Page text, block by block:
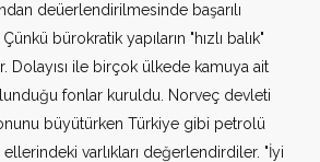
deüerlendirilmesinde başarılı
bürokratik yapıların "hızlı balık"
Dolayısı ile birçok ülkede kamuya ait
fonlar kuruldu. Norveç devleti
büyütürken Türkiye gibi petrolü
varlıkları değerlendirdiler. "İyi